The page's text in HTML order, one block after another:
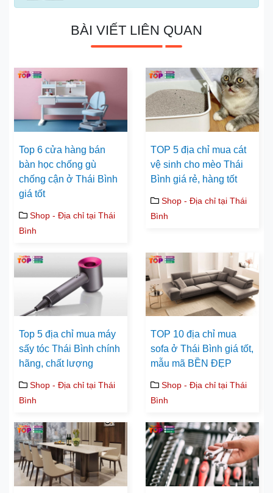
BÀI VIẾT LIÊN QUAN
Top 6 cửa hàng bán
bàn học chống gù
chống cận ở Thái Bình
giá tốt
Shop - Địa chỉ tại Thái
Bình
TOP 5 địa chỉ mua cát
vệ sinh cho mèo Thái
Bình giá rẻ, hàng tốt
Shop - Địa chỉ tại Thái
Bình
Top 5 địa chỉ mua máy
sấy tóc Thái Bình chính
hãng, chất lượng
Shop - Địa chỉ tại Thái
Bình
TOP 10 địa chỉ mua
sofa ở Thái Bình giá tốt,
mẫu mã BỀN ĐẸP
Shop - Địa chỉ tại Thái
Bình